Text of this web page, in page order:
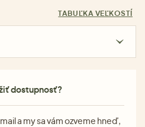
TABUĽKA VEĽKOSTÍ
dostupnosť?
a my sa vám ozveme hneď,